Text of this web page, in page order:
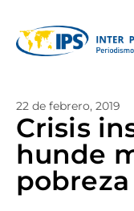
22 de febrero, 2019
Crisis
hunde